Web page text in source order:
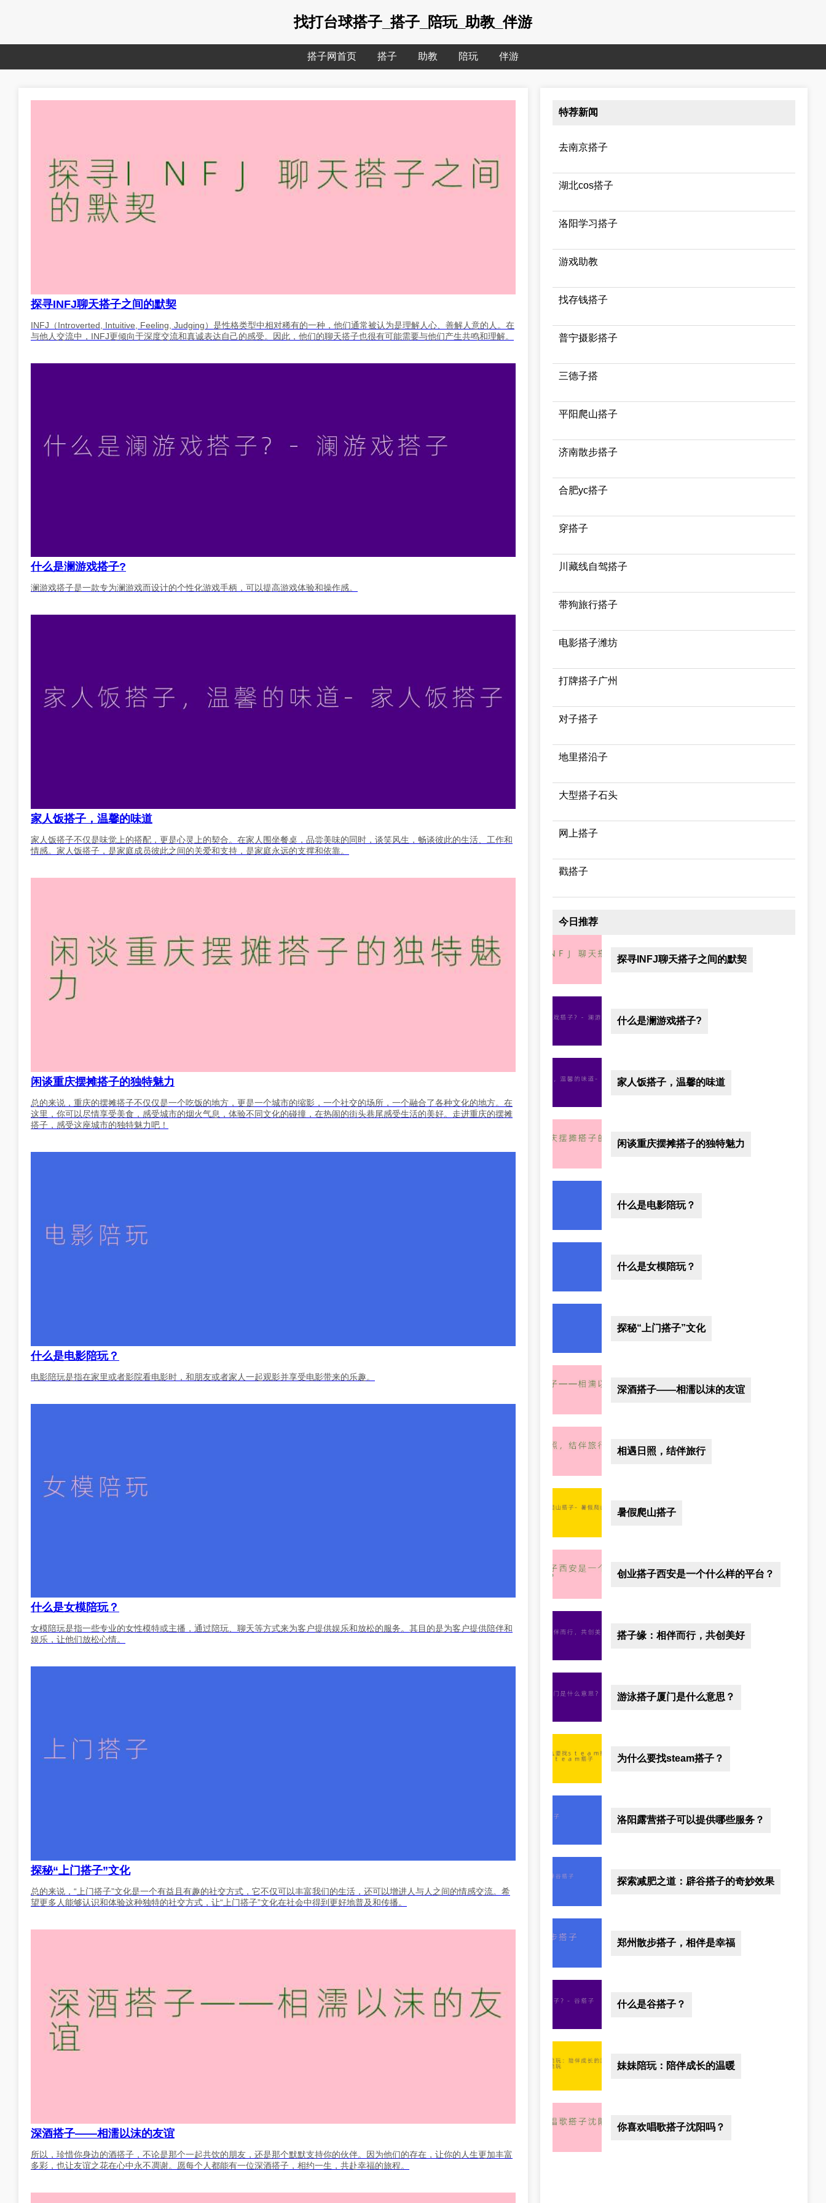
找打台球搭子_搭子_陪玩_助教_伴游
搭子网首页 搭子 助教 陪玩 伴游
探寻INFJ聊天搭子之间的默契
INFJ（Introverted, Intuitive, Feeling, Judging）是性格类型中相对稀有的一种，他们通常被认为是理解人心、善解人意的人。在
与他人交流中，INFJ更倾向于深度交流和真诚表达自己的感受。因此，他们的聊天搭子也很有可能需要与他们产生共鸣和理解。
什么是澜游戏搭子?
澜游戏搭子是一款专为澜游戏而设计的个性化游戏手柄，可以提高游戏体验和操作感。
家人饭搭子，温馨的味道
家人饭搭子不仅是味觉上的搭配，更是心灵上的契合。在家人围坐餐桌，品尝美味的同时，谈笑风生，畅谈彼此的生活、工作和
情感。家人饭搭子，是家庭成员彼此之间的关爱和支持，是家庭永远的支撑和依靠。
闲谈重庆摆摊搭子的独特魅力
总的来说，重庆的摆摊搭子不仅仅是一个吃饭的地方，更是一个城市的缩影，一个社交的场所，一个融合了各种文化的地方。在
这里，你可以尽情享受美食，感受城市的烟火气息，体验不同文化的碰撞，在热闹的街头巷尾感受生活的美好。走进重庆的摆摊
搭子，感受这座城市的独特魅力吧！
什么是电影陪玩？
电影陪玩是指在家里或者影院看电影时，和朋友或者家人一起观影并享受电影带来的乐趣。
什么是女模陪玩？
女模陪玩是指一些专业的女性模特或主播，通过陪玩、聊天等方式来为客户提供娱乐和放松的服务。其目的是为客户提供陪伴和
娱乐，让他们放松心情。
探秘“上门搭子”文化
总的来说，“上门搭子”文化是一个有益且有趣的社交方式，它不仅可以丰富我们的生活，还可以增进人与人之间的情感交流。希
望更多人能够认识和体验这种独特的社交方式，让“上门搭子”文化在社会中得到更好地普及和传播。
深酒搭子——相濡以沫的友谊
所以，珍惜你身边的酒搭子，不论是那个一起共饮的朋友，还是那个默默支持你的伙伴。因为他们的存在，让你的人生更加丰富
多彩，也让友谊之花在心中永不凋谢。愿每个人都能有一位深酒搭子，相约一生，共赴幸福的旅程。
特荐新闻
去南京搭子
湖北cos搭子
洛阳学习搭子
游戏助教
找存钱搭子
普宁摄影搭子
三德子搭
平阳爬山搭子
济南散步搭子
合肥yc搭子
穿搭子
川藏线自驾搭子
带狗旅行搭子
电影搭子潍坊
打牌搭子广州
对子搭子
地里搭沿子
大型搭子石头
网上搭子
戳搭子
今日推荐
探寻INFJ聊天搭子之间的默契
什么是澜游戏搭子?
家人饭搭子，温馨的味道
闲谈重庆摆摊搭子的独特魅力
什么是电影陪玩？
什么是女模陪玩？
探秘“上门搭子”文化
深酒搭子——相濡以沫的友谊
相遇日照，结伴旅行
暑假爬山搭子
创业搭子西安是一个什么样的平台？
搭子缘：相伴而行，共创美好
游泳搭子厦门是什么意思？
为什么要找steam搭子？
洛阳露营搭子可以提供哪些服务？
探索减肥之道：辟谷搭子的奇妙效果
郑州散步搭子，相伴是幸福
什么是谷搭子？
妹妹陪玩：陪伴成长的温暖
你喜欢唱歌搭子沈阳吗？